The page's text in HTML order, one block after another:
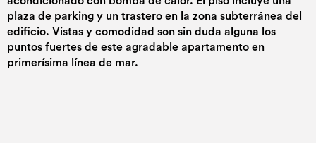
plaza de parking y un trastero en la zona subterránea del
edificio. Vistas y comodidad son sin duda alguna los
puntos fuertes de este agradable apartamento en
primerísima línea de mar.